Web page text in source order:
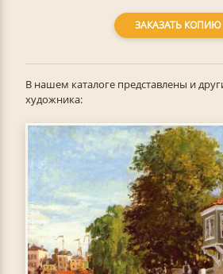
ЗАКАЗАТЬ КОПИЮ
В нашем каталоге представлены и
художника: